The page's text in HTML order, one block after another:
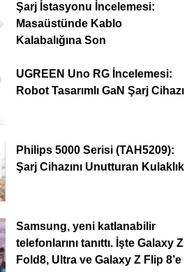
Şarj İstasyonu İncelemesi:
Masaüstünde Kablo
Kalabalığına Son
UGREEN Uno RG İncelemesi:
Robot Tasarımlı GaN Şarj Cihazı
Philips 5000 Serisi (TAH5209):
Şarj Cihazını Unutturan Kulaklık
Samsung, yeni katlanabilir
telefonlarını tanıttı. İşte Galaxy Z
Fold8, Ultra ve Galaxy Z Flip 8’e